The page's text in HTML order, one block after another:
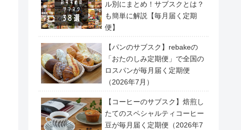
ル別にまとめ！サブスクとは？
も簡単に解説【毎月届く定期
便】
【パンのサブスク】rebakeの
「おたのしみ定期便」で全国の
ロスパンが毎月届く定期便
（2026年7月）
【コーヒーのサブスク】焙煎し
たてのスペシャルティコーヒー
豆が毎月届く定期便（2026年7